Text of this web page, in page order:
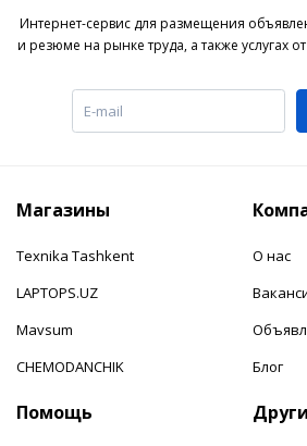
Интернет-сервис для размещения
и резюме на рынке труда, а также услугах
Магазины
Texnika Tashkent
LAPTOPS.UZ
Mavsum
CHEMODANCHIK
О нас
Блог
Помощь